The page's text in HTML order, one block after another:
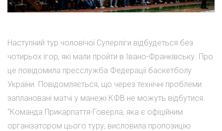
Наступний тур чоловічої Суперліги відбудеться без
чотирьох ігор, які мали пройти в Івано-Франківську. Про
це повідомила пресслужба Федерації баскетболу
України. Повідомляється, що через технічні проблеми
заплановані матчі у манежі КФВ не можуть відбутися.
"Команда Прикарпаття-Говерла, яка є офіційним
організатором цього туру, висловила пропозицію